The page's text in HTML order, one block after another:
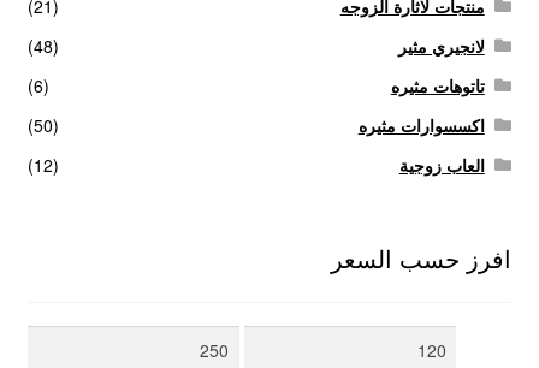
منتجات لاثارة الزوجه
(21)
لانجيري مثير
(48)
تاتوهات مثيره
(6)
اكسسوارات مثيره
(50)
العاب زوجية
(12)
افرز حسب السعر
أدنى
أعلى